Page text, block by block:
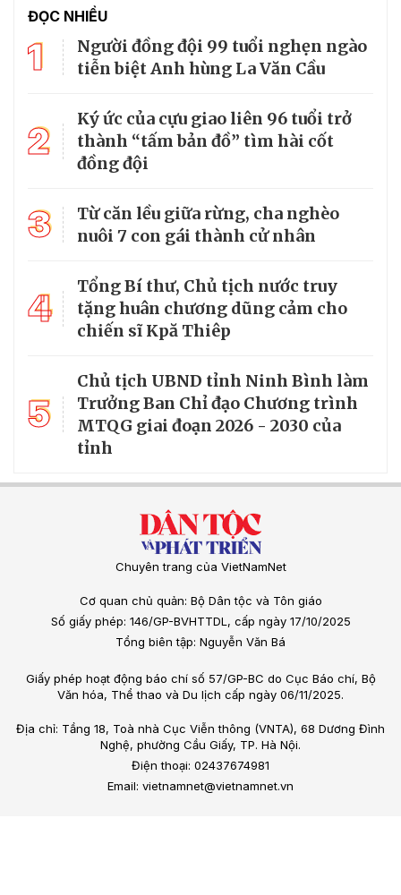
ĐỌC NHIỀU
1
Người đồng đội 99 tuổi nghẹn ngào
tiễn biệt Anh hùng La Văn Cầu
2
Ký ức của cựu giao liên 96 tuổi trở
thành “tấm bản đồ” tìm hài cốt
đồng đội
3
Từ căn lều giữa rừng, cha nghèo
nuôi 7 con gái thành cử nhân
4
Tổng Bí thư, Chủ tịch nước truy
tặng huân chương dũng cảm cho
chiến sĩ Kpă Thiêp
5
Chủ tịch UBND tỉnh Ninh Bình làm
Trưởng Ban Chỉ đạo Chương trình
MTQG giai đoạn 2026 - 2030 của
tỉnh
Chuyên trang của VietNamNet
Cơ quan chủ quản: Bộ Dân tộc và Tôn giáo
Số giấy phép: 146/GP-BVHTTDL, cấp ngày 17/10/2025
Tổng biên tập: Nguyễn Văn Bá
Giấy phép hoạt động báo chí số 57/GP-BC do Cục Báo chí, Bộ
Văn hóa, Thể thao và Du lịch cấp ngày 06/11/2025.
Địa chỉ: Tầng 18, Toà nhà Cục Viễn thông (VNTA), 68 Dương Đình
Nghệ, phường Cầu Giấy, TP. Hà Nội.
Điện thoại: 02437674981
Email: vietnamnet@vietnamnet.vn